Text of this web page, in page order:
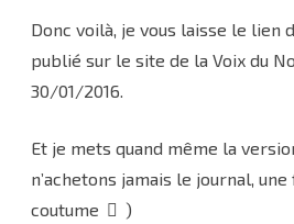
Donc voilà, je vous laisse le lien
publié sur le site de la Voix du
30/01/2016.
Et je mets quand même la
n’achetons jamais le journal, une
coutume
)